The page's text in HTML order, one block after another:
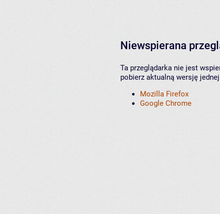
Niewspierana
Ta przeglądarka nie jest
pobierz aktualną wersję
Mozilla Firefox
Google Chrome